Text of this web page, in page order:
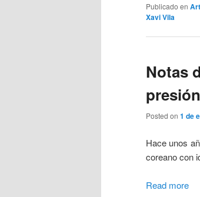
Publicado en
Xavi Vila
Notas
presión
Posted on 1 de
Hace unos
coreano con
Read more